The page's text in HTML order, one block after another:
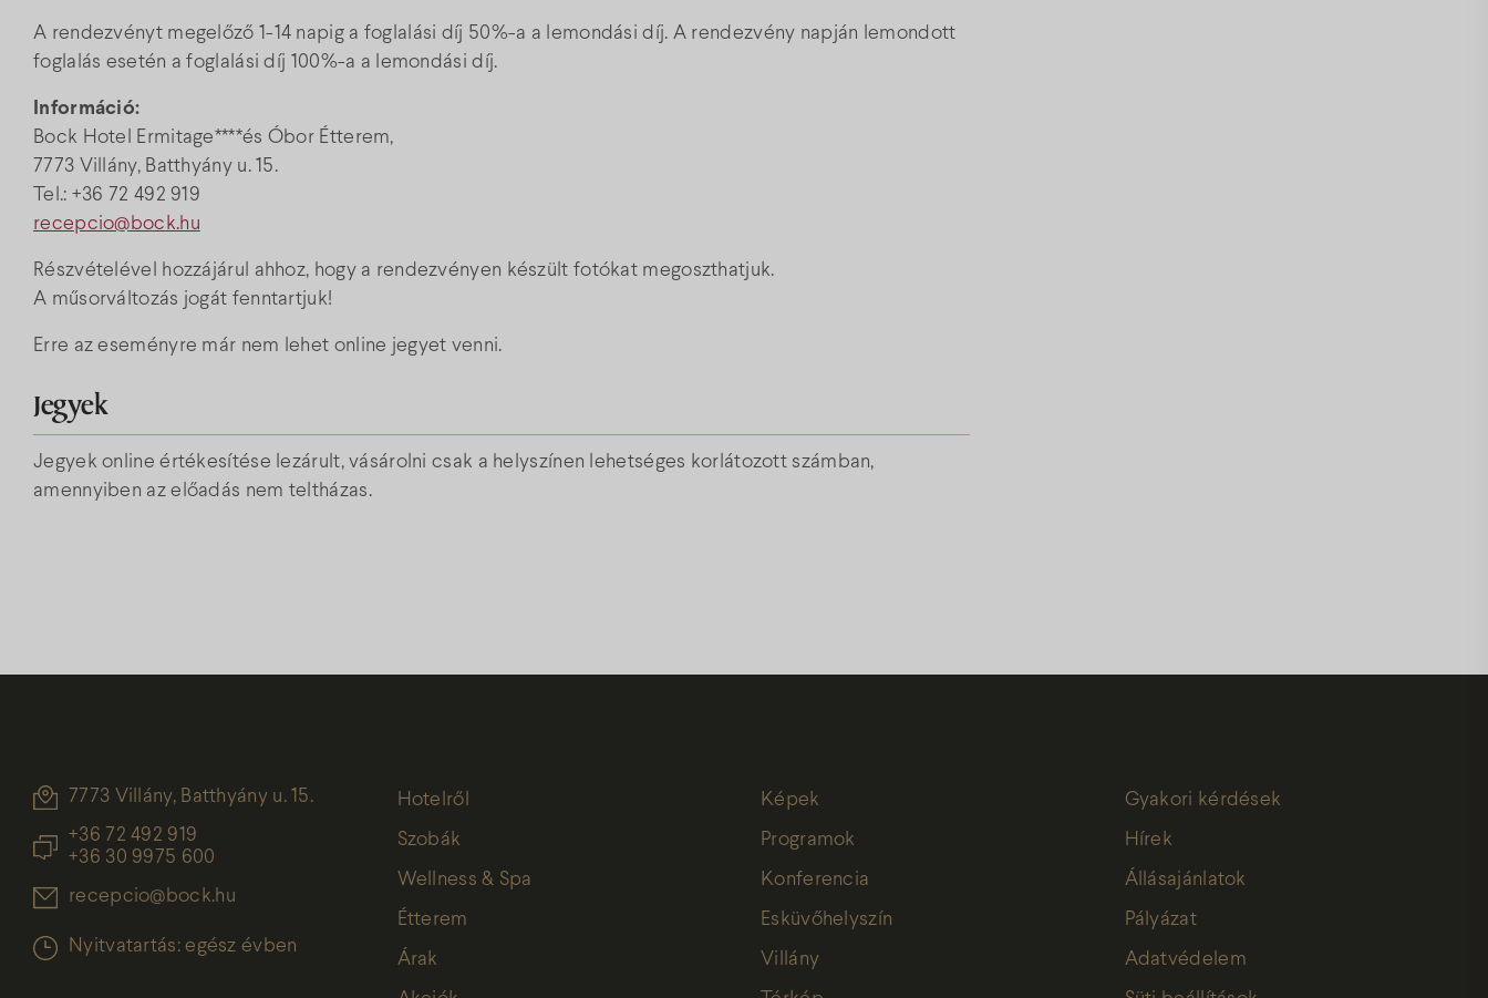
A rendezvényt megelőző 1-14 napig a foglalási díj 50%-a a lemondási díj. A rendezvény napján lemondott
foglalás esetén a foglalási díj 100%-a a lemondási díj.
Információ:
Bock Hotel Ermitage****és Óbor Étterem,
7773 Villány, Batthyány u. 15.
Tel.: +36 72 492 919
recepcio@bock.hu
Részvételével hozzájárul ahhoz, hogy a rendezvényen készült fotókat megoszthatjuk.
A műsorváltozás jogát fenntartjuk!
Erre az eseményre már nem lehet online jegyet venni.
Jegyek
Jegyek online értékesítése lezárult, vásárolni csak a helyszínen lehetséges korlátozott számban,
amennyiben az előadás nem teltházas.
7773 Villány, Batthyány u. 15.
+36 72 492 919
+36 30 9975 600
recepcio@bock.hu
Nyitvatartás: egész évben
Hotelről
Szobák
Wellness & Spa
Étterem
Árak
Képek
Programok
Konferencia
Esküvőhelyszín
Villány
Gyakori kérdések
Hírek
Állásajánlatok
Pályázat
Adatvédelem